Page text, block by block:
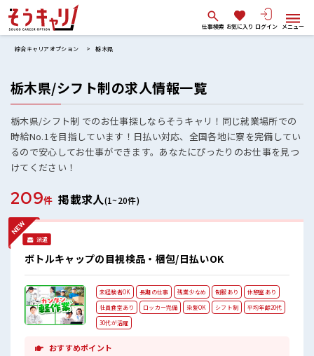
仕事検索 お気に入り ログイン メニュー
綜合キャリアオプション 栃木県
栃木県/シフト制の求人情報一覧
栃木県/シフト制 でのお仕事探しならそうキャリ！同じ就業場所での
時給No.1を目指しています！日払い対応、全国各地に寮を完備してい
るので安心してお仕事ができます。あなたにぴったりのお仕事を見つ
けてください！
209件 掲載求人(1~20件)
派遣
ボトルキャップの目視検品・梱包/日払いOK
未経験者OK 長期の仕事 残業少なめ 制服あり
休憩室あり
社員食堂あり
ロッカー完備 染髪OK シフト制
平均年齢20代
30代が活躍
おすすめポイント